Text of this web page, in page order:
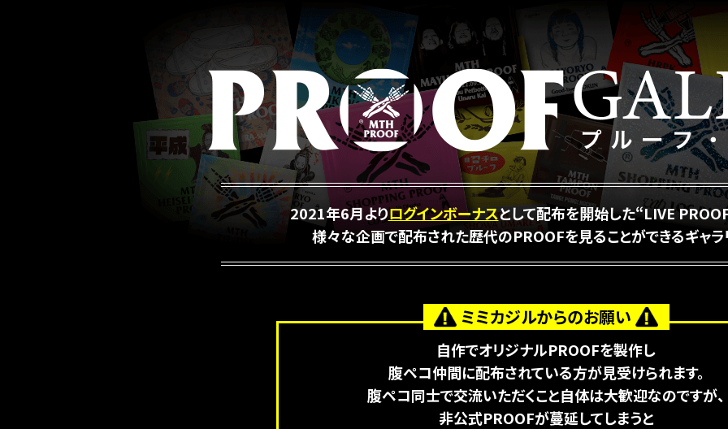
2021年6月よりログインボーナスとして配布を開始した“LIVE
様々な企画で配布された歴代のPROOFを見ることができるギャラ
ミミカジルからのお願い
自作でオリジナルPROOFを製作し
腹ペコ仲間に配布されている方が見受けられます。
腹ペコ同士で交流いただくこと自体は大歓迎なのですが、
非公式PROOFが蔓延してしまうと